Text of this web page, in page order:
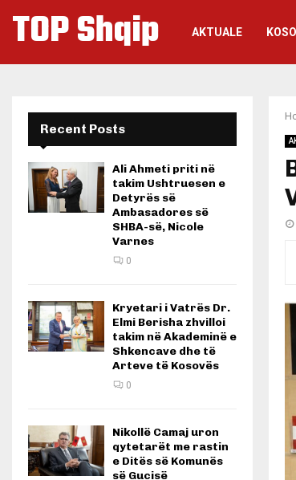
TOP Shqip AKTUALE
Recent Posts
Ali Ahmeti priti në
takim Ushtruesen e
Detyrës së
Ambasadores së
SHBA-së, Nicole
Varnes
0
Kryetari i Vatrës Dr.
Elmi Berisha zhvilloi
takim në Akademinë e
Shkencave dhe të
Arteve të Kosovës
0
Nikollë Camaj uron
qytetarët me rastin
e Ditës së Komunës
së Gucisë